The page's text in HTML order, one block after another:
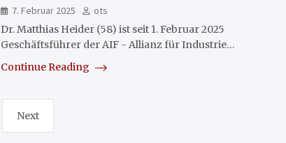
7. Februar 2025
ots
Dr. Matthias Heider (58) ist seit 1. Februar 2025
Geschäftsführer der AIF - Allianz für Industrie…
Continue Reading
Next